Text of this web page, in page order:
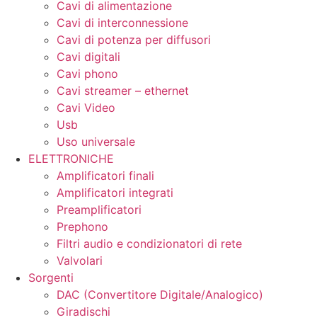
Cavi di alimentazione
Cavi di interconnessione
Cavi di potenza per diffusori
Cavi digitali
Cavi phono
Cavi streamer – ethernet
Cavi Video
Usb
Uso universale
ELETTRONICHE
Amplificatori finali
Amplificatori integrati
Preamplificatori
Prephono
Filtri audio e condizionatori di rete
Valvolari
Sorgenti
DAC (Convertitore Digitale/Analogico)
Giradischi